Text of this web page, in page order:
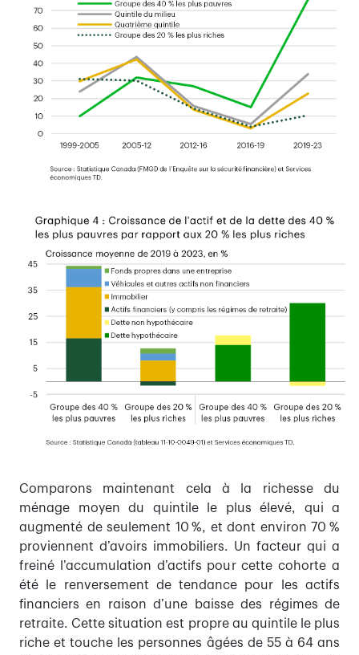
Comparons maintenant cela à la richesse du
ménage moyen du quintile le plus élevé, qui a
augmenté de seulement 10 %, et dont environ 70 %
proviennent d’avoirs immobiliers. Un facteur qui a
freiné l’accumulation d’actifs pour cette cohorte a
été le renversement de tendance pour les actifs
financiers en raison d’une baisse des régimes de
retraite. Cette situation est propre au quintile le plus
riche et touche les personnes âgées de 55 à 64 ans